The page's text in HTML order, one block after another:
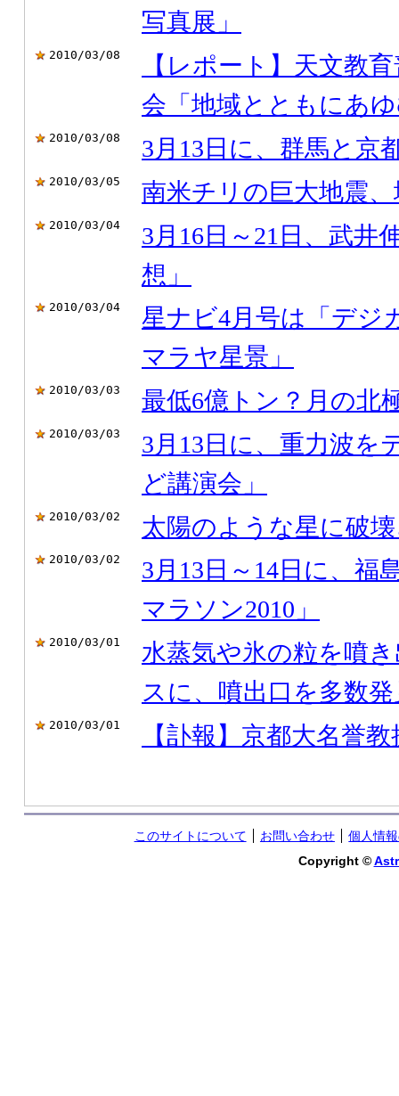
写真展」
2010/03/08
【レポート】天文教
会「地域とともにあ
2010/03/08 3月13日に、群馬と京
2010/03/05 南米チリの巨大地震
2010/03/04
3月16日～21日、武井
想」
2010/03/04
星ナビ4月号は「デジ
マラヤ星景」
2010/03/03 最低6億トン？月の北
2010/03/03
3月13日に、重力波を
ど講演会」
2010/03/02 太陽のような星に破
2010/03/02
3月13日～14日に、福
マラソン2010」
2010/03/01
水蒸気や氷の粒を噴
スに、噴出口を多数発
2010/03/01 【訃報】京都大名誉
このサイトについて お問い合わせ
個人情
Copyright ©